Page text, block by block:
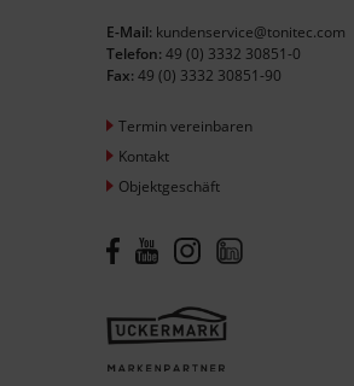
E-Mail: kundenservice@tonitec.com
Telefon: 49 (0) 3332 30851-0
Fax: 49 (0) 3332 30851-90
Termin vereinbaren
Kontakt
Objektgeschäft